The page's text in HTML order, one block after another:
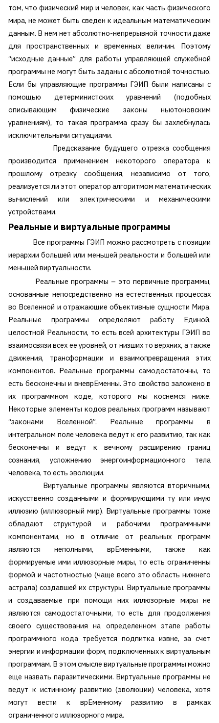
том, что физический мир и человек, как часть физического
мира, не может быть сведен к идеальным математическим
данным. В нем нет абсолютно-непрерывной точности даже
для пространственных и временных величин. Поэтому
“исходные данные” для работы управляющей служебной
программы не могут быть заданы с абсолютной точностью.
Если бы управляющие программы ГЭИП были написаны с
помощью детерминистских уравнений (подобных
описывающим физические законы ньютоновским
уравнениям), то такая программа сразу бы захлебнулась
исключительными ситуациями.
Предсказание будущего отрезка сообщения
производится применением некоторого оператора к
прошлому отрезку сообщения, независимо от того,
реализуется ли этот оператор алгоритмом математических
вычислений или электрическими и механическими
устройствами.
Реальные и виртуальные программы
Все программы ГЭИП можно рассмотреть с позиции
иерархии большей или меньшей реальности и большей или
меньшей виртуальности.
Реальные программы – это первичные программы,
основанные непосредственно на естественных процессах
во Вселенной и отражающие объективные сущности Мира.
Реальные программы определяют работу Единой,
целостной Реальности, то есть всей архитектуры ГЭИП во
взаимосвязи всех ее уровней, от низших то верхних, а также
движения, трансформации и взаимопревращения этих
компонентов. Реальные программы самодостаточны, то
есть бесконечны и вневрЕменны. Это свойство заложено в
их программном коде, которого мы коснемся ниже.
Некоторые элементы кодов реальных программ называют
“законами Вселенной”. Реальные программы в
интегральном поле человека ведут к его развитию, так как
бесконечны и ведут к вечному расширению границ
сознания, усложнению энергоинформационного тела
человека, то есть эволюции.
Виртуальные программы являются вторичными,
искусственно созданными и формирующими ту или иную
иллюзию (иллюзорный мир). Виртуальные программы тоже
обладают структурой и рабочими программными
компонентами, но в отличие от реальных программ
являются неполными, врЕменными, также как
формируемые ими иллюзорные миры, то есть ограниченны
формой и частотностью (чаще всего это область нижнего
астрала) создавшей их структуры. Виртуальные программы
и создаваемые при помощи них иллюзорные миры не
являются самодостаточными, то есть для продолжения
своего существования на определенном этапе работы
программного кода требуется подпитка извне, за счет
энергии и информации форм, подключенных к виртуальным
программам. В этом смысле виртуальные программы можно
еще назвать паразитическими. Виртуальные программы не
ведут к истинному развитию (эволюции) человека, хотя
могут вести к врЕменному развитию в рамках
ограниченного иллюзорного мира.